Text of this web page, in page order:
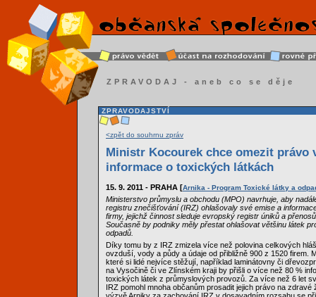
ZPRAVODAJ - aneb co se děje
ZPRAVODAJSTVÍ
<zpět do souhrnu zpráv
Ministr Kocourek chce omezit právo
informace o toxických látkách
15. 9. 2011 - PRAHA [Arnika - Program Toxické látky a
Ministerstvo průmyslu a obchodu (MPO) navrhuje, aby
registru znečišťování (IRZ) ohlašovaly své emise a
firmy, jejichž činnost sleduje evropský registr úniků a
Současně by podniky měly přestat ohlašovat většinu látek
odpadů.
Díky tomu by z IRZ zmizela více než polovina celkových
ovzduší, vody a půdy a údaje od přibližně 900 z 1520 firem.
které si lidé nejvíce stěžují, například laminátovny či
na Vysočině či ve Zlínském kraji by přišli o více než 80 %
toxických látek z průmyslových provozů. Za více než 6 let
IRZ pomohl mnoha občanům prosadit jejich právo na